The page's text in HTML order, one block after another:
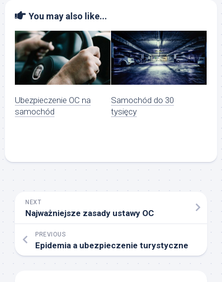
You may also like...
Ubezpieczenie OC na
samochód
Samochód do 30
tysięcy
NEXT
Najważniejsze zasady ustawy OC
PREVIOUS
Epidemia a ubezpieczenie turystyczne